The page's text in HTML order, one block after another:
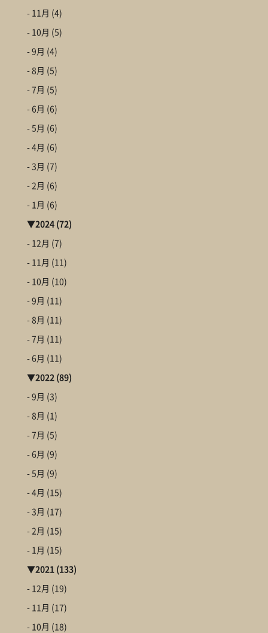
- 11月 (4)
- 10月 (5)
- 9月 (4)
- 8月 (5)
- 7月 (5)
- 6月 (6)
- 5月 (6)
- 4月 (6)
- 3月 (7)
- 2月 (6)
- 1月 (6)
▼2024(72)
- 12月 (7)
- 11月 (11)
- 10月 (10)
- 9月 (11)
- 8月 (11)
- 7月 (11)
- 6月 (11)
▼2022 (89)
- 9月 (3)
- 8月 (1)
- 7月 (5)
- 6月 (9)
- 5月 (9)
- 4月 (15)
- 3月 (17)
- 2月 (15)
- 1月 (15)
▼2021 (133)
- 12月 (19)
- 11月 (17)
- 10月 (18)